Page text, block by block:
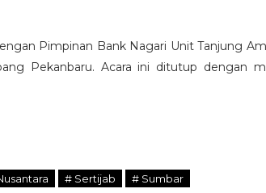
Pimpinan Bank Nagari Unit Tanjung
Pekanbaru. Acara ini ditutup dengan
# Sertijab # Sumbar